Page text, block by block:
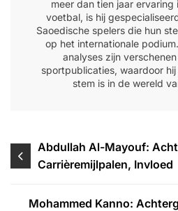
meer dan tien jaar ervaring
voetbal, is hij
Saoedische spelers die hun
op het internationale
analyses zijn
sportpublicaties, waardoor
stem is in de wereld
Post
navigation
Abdullah Al-Mayouf:
Carrièremijlpalen, Invloed
Mohammed Kanno: